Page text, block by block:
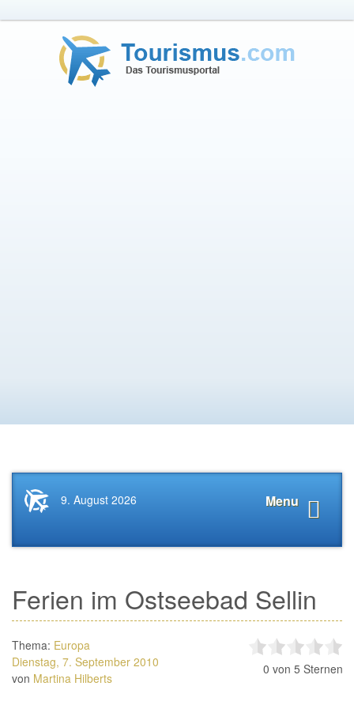
Startseite
News.Tourismus.com
Menu
9. August 2026
Ferien im Ostseebad Sellin
Thema: Europa
Dienstag, 7. September 2010
von Martina Hilberts
0 von 5 Sternen